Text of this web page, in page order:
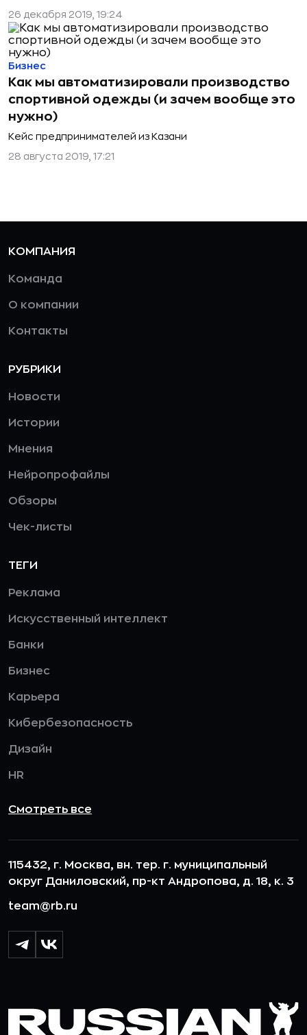
26 декабря 2019, 19:24
Как мы автоматизировали производство
спортивной одежды (и зачем вообще это
нужно)
Кейс предпринимателей из Казани
Бизнес
28 августа 2019, 17:21
КОМПАНИЯ
Команда
О компании
Контакты
РУБРИКИ
Новости
Истории
Мнения
Нейропрофайлы
Обзоры
Чек-листы
ТЕГИ
Реклама
Искусственный интеллект
Банки
Бизнес
Карьера
Кибербезопасность
Дизайн
HR
Смотреть все
115432, г. Москва, вн. тер. г. муниципальный
округ Даниловский, пр-кт Андропова, д. 18, к. 3
team@rb.ru